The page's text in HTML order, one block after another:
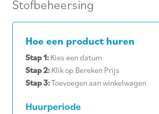
Stofbeheersing
Hoe een product huren
Stap 1: Kies een datum
Stap 2: Klik op Bereken Prijs
Stap 3:Toevoegen aan winkelwagen
Huurperiode